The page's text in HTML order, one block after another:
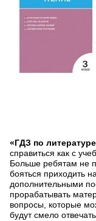
«ГДЗ по
справиться как с
Больше ребятам не
бояться приходить
дополнительными
прорабатывать
вопросы, которые
будут смело